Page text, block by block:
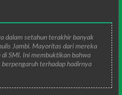
dalam setahun terakhir banyak
Jambi. Mayoritas dari mereka
SMI. Ini membuktikan bahwa
terhadap hadirnya